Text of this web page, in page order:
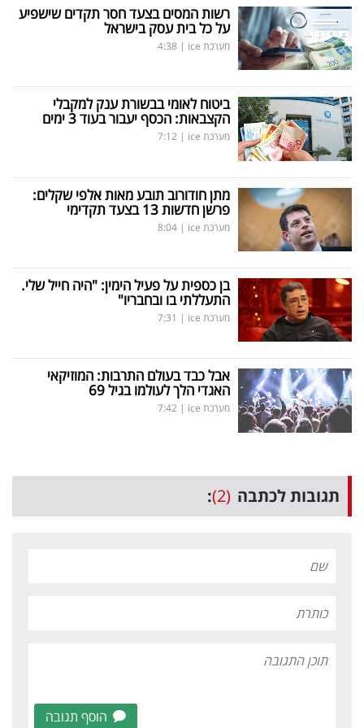
רשות המסים בצעד חסר תקדים שישפיע
על כל בית עסק בישראל
מערכת ice |
4:38
ביטוח לאומי בבשורת ענק למקבלי
הקצבאות: הכסף יעבור בעוד 3 ימים
מערכת ice |
7:12
מתן חודורוב תובע מאות אלפי שקלים:
פרשן חדשות 13 בצעד תקדימי
מערכת ice |
8:04
בן כספית על פעיל הימין: "היה חייל שלי.
התעללתי בו ובחבריו"
מערכת ice |
7:31
אבל כבד בעולם התרבות: המוזיקאי
האגדי הלך לעולמו בגיל 69
מערכת ice |
7:42
תגובות לכתבה (2)
:
הוסף תגובה